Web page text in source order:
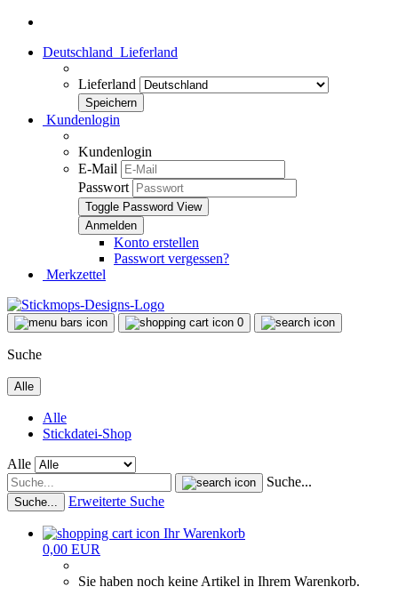
Deutschland Lieferland
Lieferland
Kundenlogin
Kundenlogin
E-Mail
Passwort
Toggle Password View
Konto erstellen
Passwort vergessen?
Merkzettel
0
Suche
Alle
Alle
Stickdatei-Shop
Alle
Suche...
Suche... Erweiterte Suche
Ihr Warenkorb
0,00 EUR
Sie haben noch keine Artikel in Ihrem Warenkorb.